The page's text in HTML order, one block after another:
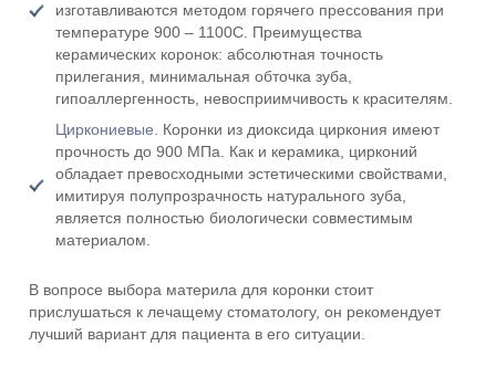
изготавливаются методом горячего прессования при
температуре 900 – 1100С. Преимущества
керамических коронок: абсолютная точность
прилегания, минимальная обточка зуба,
гипоаллергенность, невосприимчивость к красителям.
Циркониевые . Коронки из диоксида циркония имеют
прочность до 900 МПа. Как и керамика, цирконий
обладает превосходными эстетическими свойствами,
имитируя полупрозрачность натурального зуба,
является полностью биологически совместимым
материалом.
В вопросе выбора материла для коронки стоит
прислушаться к лечащему стоматологу, он рекомендует
лучший вариант для пациента в его ситуации.